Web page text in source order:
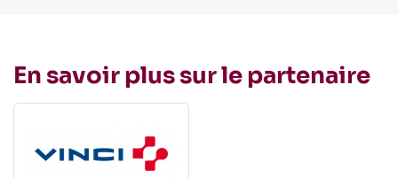
En savoir plus sur le partenaire